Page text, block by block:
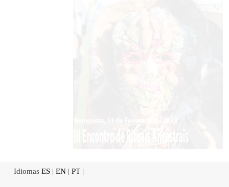
Idiomas ES | EN | PT |